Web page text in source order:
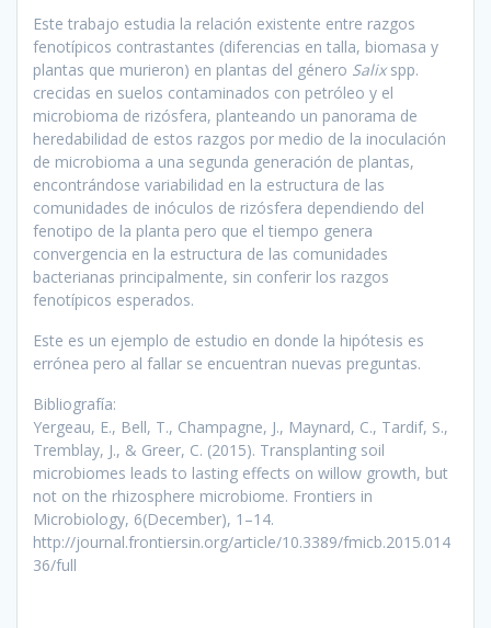
Este trabajo estudia la relación existente entre razgos
fenotípicos contrastantes (diferencias en talla, biomasa y
plantas que murieron) en plantas del género Salixspp.
crecidas en suelos contaminados con petróleo y el
microbioma de rizósfera, planteando un panorama de
heredabilidad de estos razgos por medio de la inoculación
de microbioma a una segunda generación de plantas,
encontrándose variabilidad en la estructura de las
comunidades de inóculos de rizósfera dependiendo del
fenotipo de la planta pero que el tiempo genera
convergencia en la estructura de las comunidades
bacterianas principalmente, sin conferir los razgos
fenotípicos esperados.
Este es un ejemplo de estudio en donde la hipótesis es
errónea pero al fallar se encuentran nuevas preguntas.
Bibliografía:
Yergeau, E., Bell, T., Champagne, J., Maynard, C., Tardif, S.,
Tremblay, J., & Greer, C. (2015). Transplanting soil
microbiomes leads to lasting effects on willow growth, but
not on the rhizosphere microbiome. Frontiers in
Microbiology, 6(December), 1–14.
http://journal.frontiersin.org/article/10.3389/fmicb.2015.014
36/full